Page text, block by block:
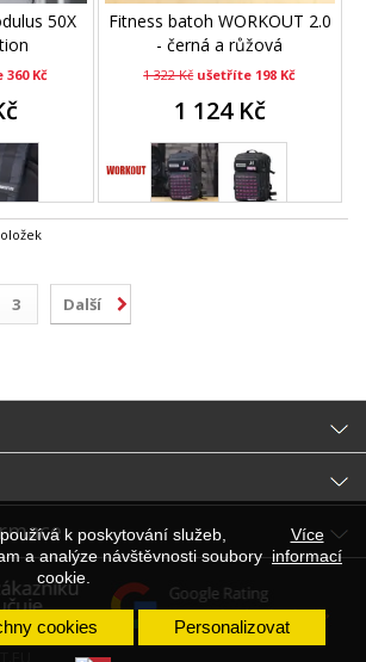
k poskytování služeb,
a analýze návštěvnosti soubory
cookie.
Více
informací
cookies Personalizovat
50X
Kč
Fitness batoh WORKOUT 2.0
- černá a růžová
1 322 Kč ušetříte 198 Kč
1 124 Kč
3 Další